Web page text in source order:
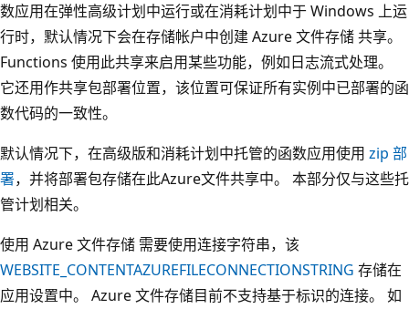
数应用在弹性高级计划中运行或在消耗计划中于 Windows 上运
行时，默认情况下会在存储帐户中创建 Azure 文件存储 共享。
Functions 使用此共享来启用某些功能，例如日志流式处理。
它还用作共享包部署位置，该位置可保证所有实例中已部署的函
数代码的一致性。
默认情况下，在高级版和消耗计划中托管的函数应用使用 zip 部
署，并将部署包存储在此Azure文件共享中。 本部分仅与这些托
管计划相关。
使用 Azure 文件存储 需要使用连接字符串，该
WEBSITE_CONTENTAZUREFILECONNECTIONSTRING 存储在
应用设置中。 Azure 文件存储目前不支持基于标识的连接。 如